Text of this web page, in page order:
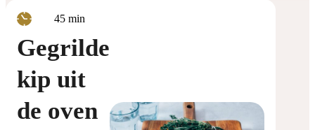
45minuten
min
Gegrilde
kip uit
de oven